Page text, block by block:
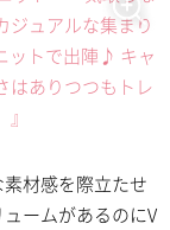
材感を際立たせ
ームがあるのにV